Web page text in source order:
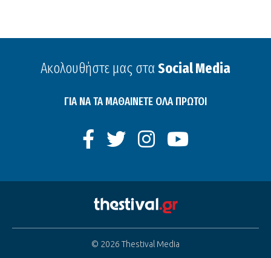
Ακολουθήστε μας στα Social Media
ΓΙΑ ΝΑ ΤΑ ΜΑΘΑΙΝΕΤΕ ΟΛΑ ΠΡΩΤΟΙ
© 2026 Thestival Media